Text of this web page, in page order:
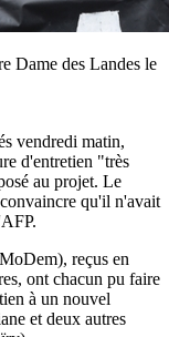
Dame des Landes le
vendredi matin,
d'entretien "très
au projet. Le
qu'il n'avait
reçus en
ont chacun pu faire
à un nouvel
et deux autres